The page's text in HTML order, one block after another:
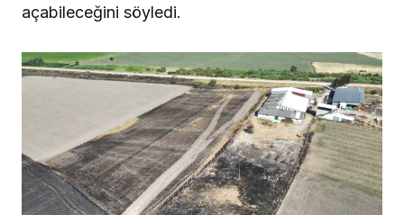
açabileceğini söyledi.